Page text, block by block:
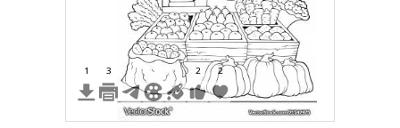
1 3 2 2